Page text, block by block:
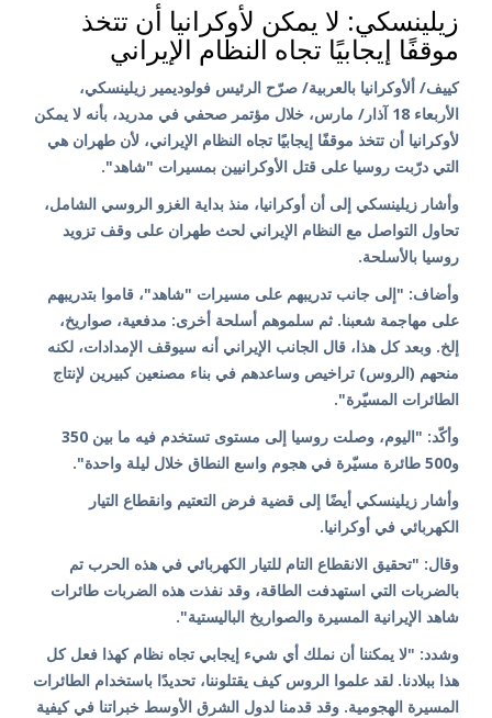
زيلينسكي: لا يمكن لأوكرانيا أن تتخذ
موقفًا إيجابيًا تجاه النظام الإيراني
كييف/ ألأوكرانيا بالعربية/ صرّح الرئيس فولوديمير زيلينسكي،
الأربعاء 18 آذار/ مارس، خلال مؤتمر صحفي في مدريد، بأنه لا يمكن
لأوكرانيا أن تتخذ موقفًا إيجابيًا تجاه النظام الإيراني، لأن طهران هي
التي درّبت روسيا على قتل الأوكرانيين بمسيرات "شاهد".
وأشار زيلينسكي إلى أن أوكرانيا، منذ بداية الغزو الروسي الشامل،
تحاول التواصل مع النظام الإيراني لحث طهران على وقف تزويد
روسيا بالأسلحة.
وأضاف: "إلى جانب تدريبهم على مسيرات "شاهد"، قاموا بتدريبهم
على مهاجمة شعبنا. ثم سلموهم أسلحة أخرى: مدفعية، صواريخ،
إلخ. وبعد كل هذا، قال الجانب الإيراني أنه سيوقف الإمدادات، لكنه
منحهم (الروس) تراخيص وساعدهم في بناء مصنعين كبيرين لإنتاج
الطائرات المسيّرة".
وأكّد: "اليوم، وصلت روسيا إلى مستوى تستخدم فيه ما بين 350
و500 طائرة مسيّرة في هجوم واسع النطاق خلال ليلة واحدة".
وأشار زيلينسكي أيضًا إلى قضية فرض التعتيم وانقطاع التيار
الكهربائي في أوكرانيا.
وقال: "تحقيق الانقطاع التام للتيار الكهربائي في هذه الحرب تم
بالضربات التي استهدفت الطاقة، وقد نفذت هذه الضربات طائرات
شاهد الإيرانية المسيرة والصواريخ الباليستية".
وشدد: "لا يمكننا أن نملك أي شيء إيجابي تجاه نظام كهذا فعل كل
هذا ببلادنا. لقد علموا الروس كيف يقتلوننا، تحديدًا باستخدام الطائرات
المسيرة الهجومية. وقد قدمنا ​​لدول الشرق الأوسط خبراتنا في كيفية